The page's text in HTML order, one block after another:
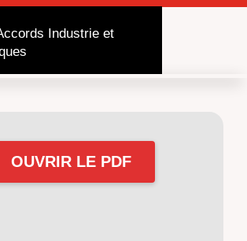
Industrie et
OUVRIR LE PDF